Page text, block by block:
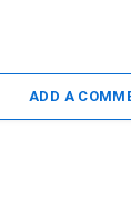
ADD A